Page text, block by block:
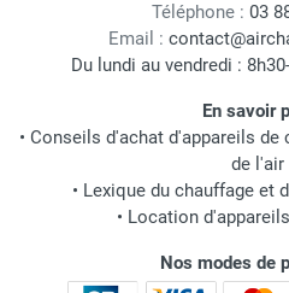
Téléphone : 03
Email :
Du lundi au vendredi :
En savoir
• Conseils d'achat d'appareils de
de l'air
• Lexique du chauffage et
• Location
Nos modes de